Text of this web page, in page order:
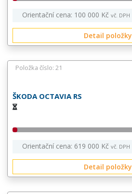
Orientační cena: 100 000 Kč vč. DPH
Detail položky
Položka číslo: 21
ŠKODA OCTAVIA RS
Orientační cena: 619 000 Kč vč. DPH
Detail položky